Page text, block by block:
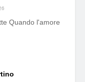
l'amore